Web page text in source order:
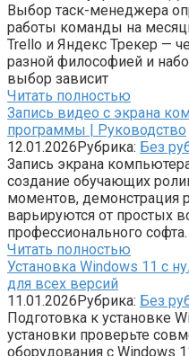
Выбор таск-менеджера
работы команды на
Trello и Яндекс Трекер —
разной философией и
выбор зависит
Читать полностью
Запись видео с экрана
программы | Руководство
12.01.2026Рубрика: Без
Запись экрана
создание обучающих
моментов, демонстрация
варьируются от простых
профессионального
Читать полностью
Установка Windows 11 с
для всех версий
11.01.2026Рубрика: Без
Подготовка к установке
установки проверьте
оборудования с Windows